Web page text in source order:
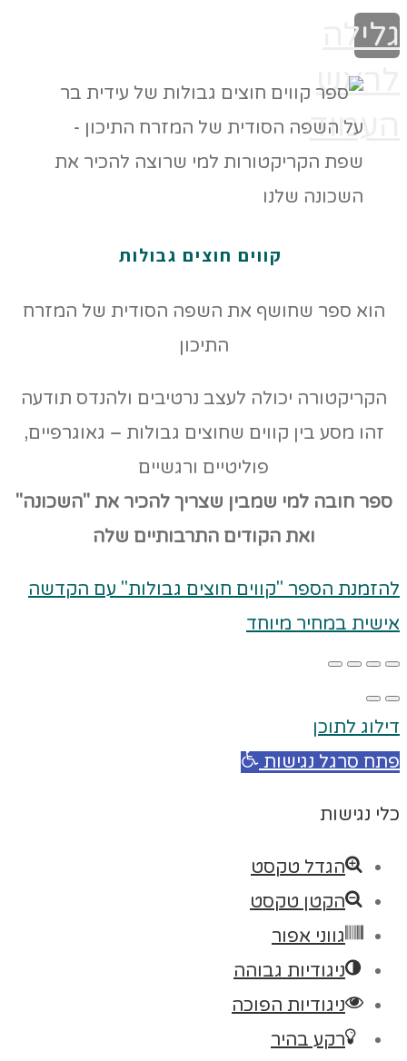
גלילה
לראש
העמוד
קווים חוצים גבולות
הוא ספר שחושף את השפה הסודית של המזרח
התיכון
הקריקטורה יכולה לעצב נרטיבים ולהנדס תודעה
זהו מסע בין קווים שחוצים גבולות – גאוגרפיים,
פוליטיים ורגשיים
ספר חובה למי שמבין שצריך להכיר את "השכונה"
ואת הקודים התרבותיים שלה
להזמנת הספר "קווים חוצים גבולות" עם הקדשה
אישית במחיר מיוחד
דילוג לתוכן
פתח סרגל נגישות
כלי נגישות
הגדל טקסט
הקטן טקסט
גווני אפור
ניגודיות גבוהה
ניגודיות הפוכה
רקע בהיר